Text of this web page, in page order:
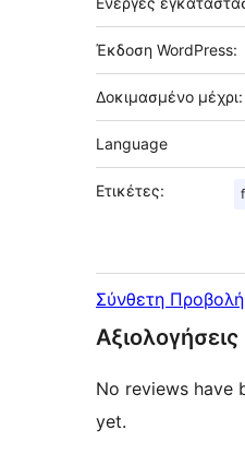
Έκδοση WordPress:
Δοκιμασμένο μέχρι:
Language
Ετικέτες:
Σύνθετη Προβολή
Αξιολογήσεις
No reviews have
yet.